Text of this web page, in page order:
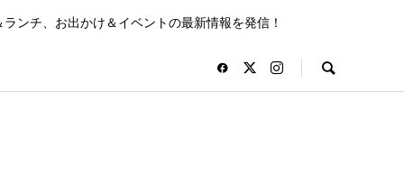
ンチ、お出かけ＆イベントの最新情報を発信！